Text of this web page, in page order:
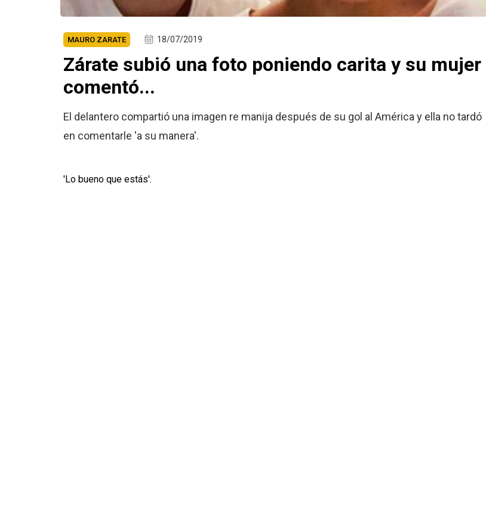
bolavip.com
MAURO ZARATE 18/07/2019
Zárate subió una foto poniendo carita y su mujer
comentó...
El delantero compartió una imagen re manija después de su gol al América y ella no tardó
en comentarle 'a su manera'.
'Lo bueno que estás'.